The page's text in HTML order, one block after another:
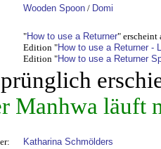
Wooden Spoon / Domi
"How to use a Returner" erscheint
Edition "How to use a Returner -
Edition "How to use a Returner
Manhwa läuft
Katharina Schmölders